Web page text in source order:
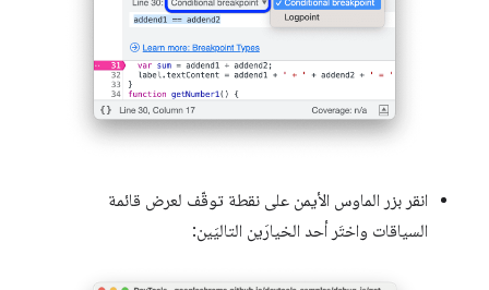
انقر بزر الماوس الأيمن على نقطة توقّف لعرض قائمة
السياقات واختَر أحد الخيارَين التاليَين: